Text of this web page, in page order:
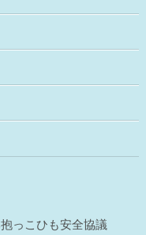
っこひも安全協議